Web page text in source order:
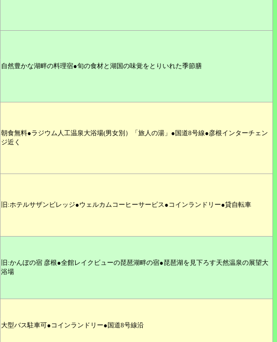
自然豊かな湖畔の料理宿●旬の食材と湖国の味覚をとりいれた季節膳
朝食無料●ラジウム人工温泉大浴場(男女別）「旅人の湯」●国道8号線●彦根インターチェン
ジ近く
旧:ホテルサザンビレッジ●ウェルカムコーヒーサービス●コインランドリー●貸自転車
旧:かんぽの宿 彦根●全館レイクビューの琵琶湖畔の宿●琵琶湖を見下ろす天然温泉の展望大
浴場
大型バス駐車可●コインランドリー●国道8号線沿